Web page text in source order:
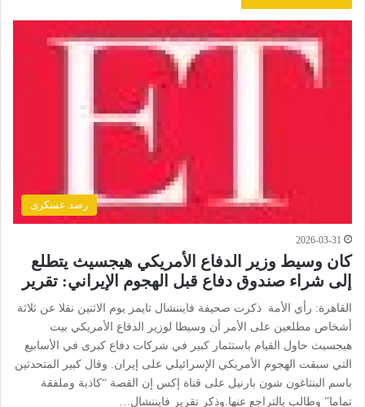
رصد عسكرى
2026-03-31
كان وسيط وزير الدفاع الأمريكي هيجسيث يتطلع
إلى شراء صندوق دفاع قبل الهجوم الإيراني: تقرير
القاهرة: رأي الأمة ذكرت صحيفة فايننشال تايمز يوم الاثنين نقلا عن ثلاثة
أشخاص مطلعين على الأمر أن وسيطا لوزير الدفاع الأمريكي بيت
هيجسيث حاول القيام باستثمار كبير في شركات دفاع كبرى في الأسابيع
التي سبقت الهجوم الأمريكي الإسرائيلي على إيران. وقال كبير المتحدثين
باسم البنتاغون شون بارنيل على قناة إكس إن القصة “كاذبة وملفقة
تماما” وطالب بالتراجع عنها.وذكر تقرير فايننشال…